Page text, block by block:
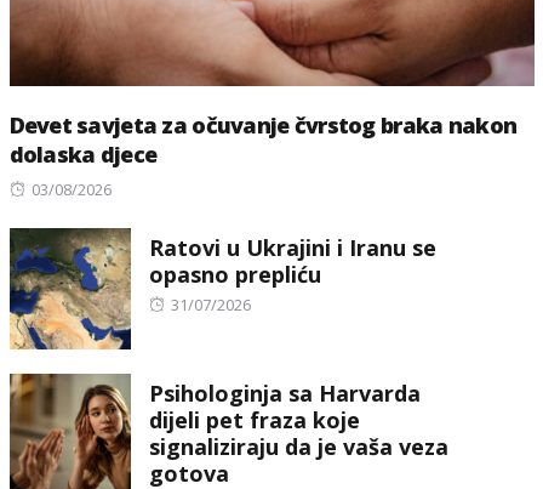
Devet savjeta za očuvanje čvrstog braka nakon
dolaska djece
Posted
03/08/2026
Ratovi u Ukrajini i Iranu se
opasno prepliću
Posted
31/07/2026
Psihologinja sa Harvarda
dijeli pet fraza koje
signaliziraju da je vaša veza
gotova